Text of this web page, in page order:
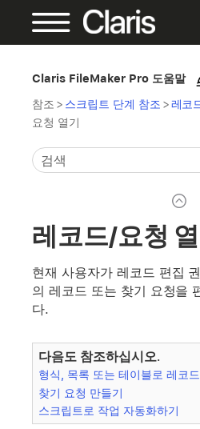
Claris FileMaker Pro 도움말
참조 > 스크립트 단계 참조 >레코
요청 열기
레코드/요청
현재 사용자가 레코드 편집
의 레코드 또는 찾기 요청을
다.
다음도 참조하십시오.
형식, 목록 또는 테이블로 레코
찾기 요청 만들기
스크립트로 작업 자동화하기